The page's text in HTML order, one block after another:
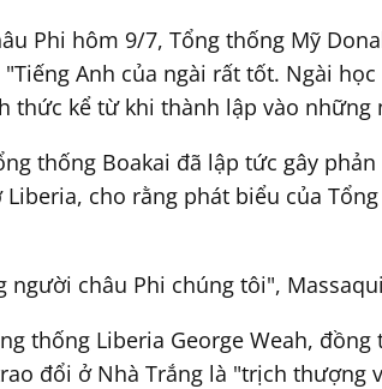
Phi hôm 9/7, Tổng thống Mỹ
Anh của ngài rất tốt. Ngài
thức kể từ khi thành lập vào những
thống Boakai đã lập tức gây
cho rằng phát biểu của
châu Phi chúng tôi",
thống Liberia George Weah,
đổi ở Nhà Trắng là "trịch thượng